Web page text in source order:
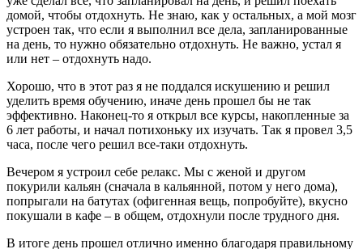
домой, чтобы отдохнуть. Не знаю, как у остальных, а мой мозг
устроен так, что если я выполнил все дела, запланированные
на день, то нужно обязательно отдохнуть. Не важно, устал я
или нет – отдохнуть надо.
Хорошо, что в этот раз я не поддался искушению и решил
уделить время обучению, иначе день прошел бы не так
эффективно. Наконец-то я открыл все курсы, накопленные за
6 лет работы, и начал потихоньку их изучать. Так я провел 3,5
часа, после чего решил все-таки отдохнуть.
Вечером я устроил себе релакс. Мы с женой и другом
покурили кальян (сначала в кальянной, потом у него дома),
попрыгали на батутах (офигенная вещь, попробуйте), вкусно
покушали в кафе – в общем, отдохнули после трудного дня.
В итоге день прошел отлично именно благодаря правильному